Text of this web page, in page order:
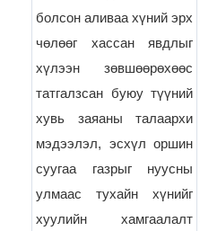
болсон аливаа хүний эрх
чөлөөг хассан явдлыг
хүлээн зөвшөөрөхөөс
татгалзсан буюу түүний
хувь заяаны талаархи
мэдээлэл, эсхүл оршин
суугаа газрыг нуусны
улмаас тухайн хүнийг
хуулийн хамгаалалт